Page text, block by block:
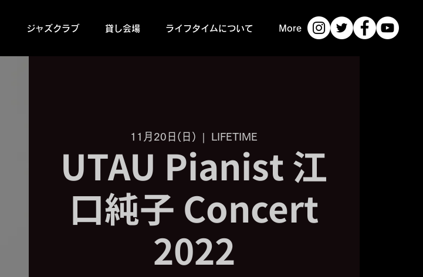
ジャズクラブ 貸し会場 ライフタイムについて More
11月20日(日)
  |
LIFETIME
UTAU Pianist 江
口純子 Concert
2022